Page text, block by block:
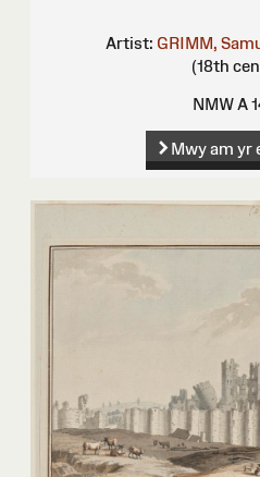
Artist: GRIMM,
(18th
NMW A
Mwy am yr